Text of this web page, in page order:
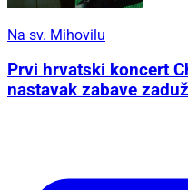
Na sv. Mihovilu
Prvi hrvatski koncert
nastavak zabave